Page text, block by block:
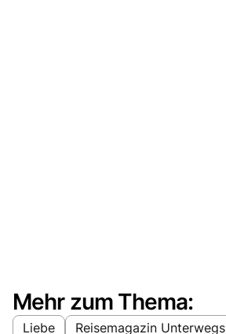
Mehr zum Thema:
Liebe Reisemagazin Unterwegs